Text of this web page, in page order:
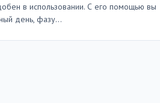
в использовании. С его помощью вы
день, фазу…